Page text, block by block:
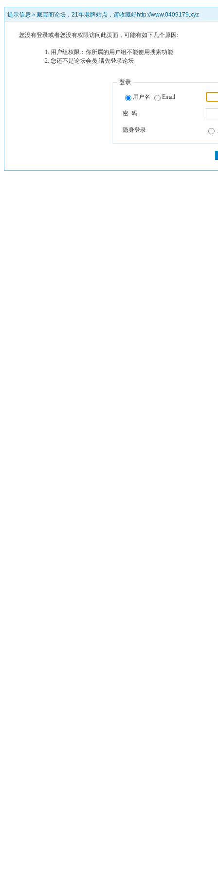
提示信息 » 藏宝阁论坛，21年老牌站点，请收藏好http://www.0409179.xyz
您没有登录或者您没有权限访问此页面，可能有如下几个原因:
用户组权限：你所属的用户组不能使用搜索功能
您还不是论坛会员,请先登录论坛
登录
用户名 Email
密 码
隐身登录